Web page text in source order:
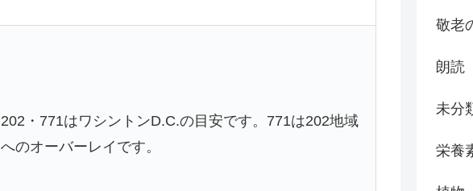
202・771はワシントンD.C.の目安です。771は202地域
へのオーバーレイです。
敬老
朗読
未分
栄養